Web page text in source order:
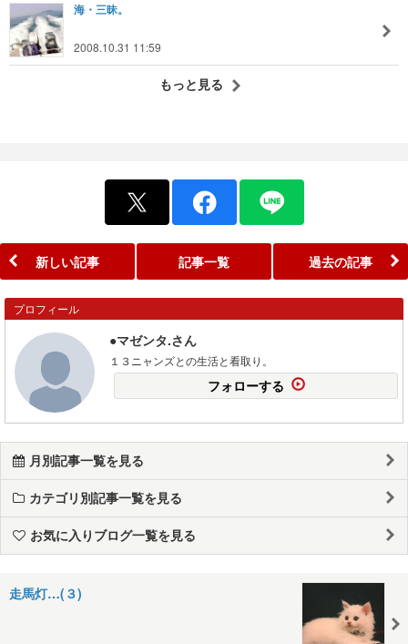
海・三昧。
2008.10.31 11:59
もっと見る
新しい記事 記事一覧 過去の記事
プロフィール
●マゼンタ.さん
１３ニャンズとの生活と看取り。
フォローする
月別記事一覧を見る
カテゴリ別記事一覧を見る
お気に入りブログ一覧を見る
走馬灯…(３)